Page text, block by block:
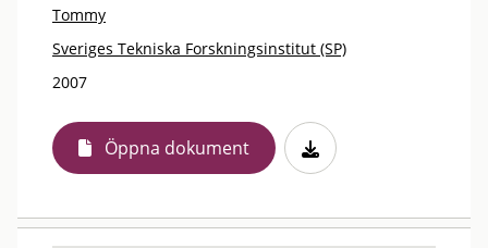
Tommy
Sveriges Tekniska Forskningsinstitut (SP)
2007
Öppna dokument